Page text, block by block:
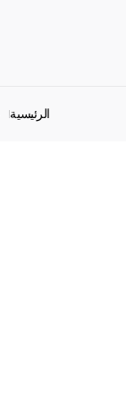
الرئيسية